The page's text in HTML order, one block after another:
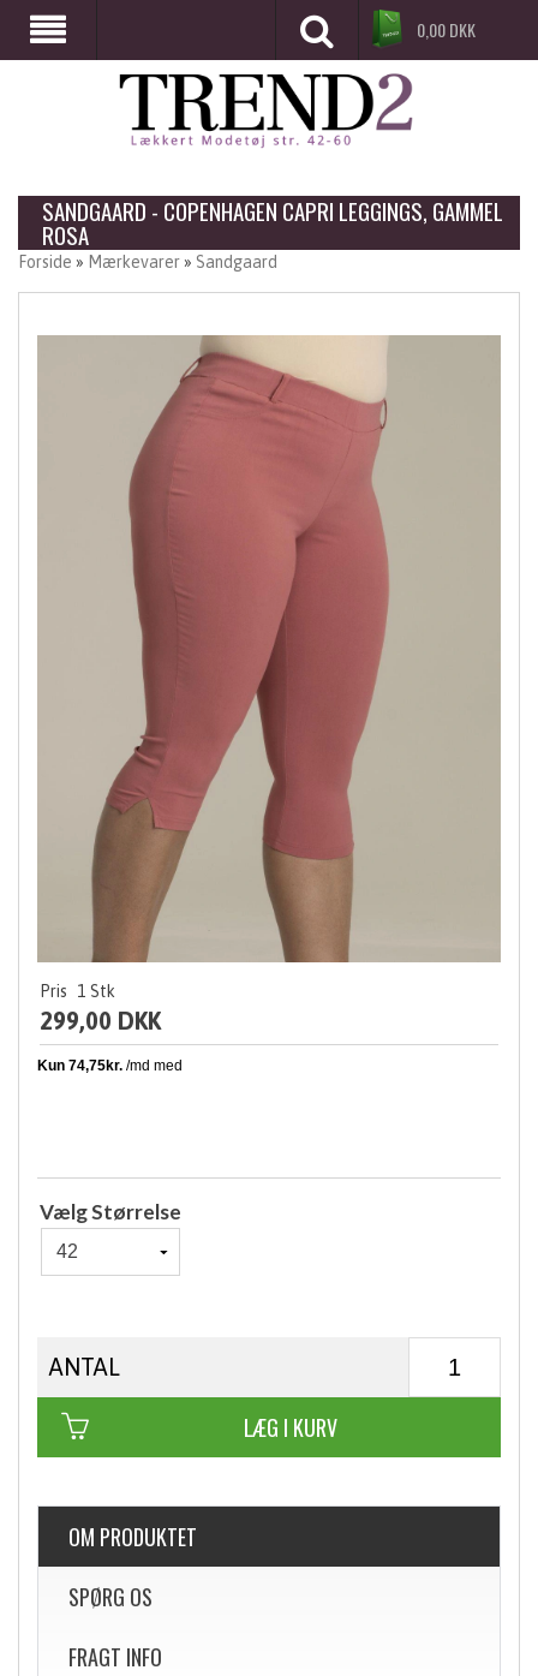
0,00DKK
SANDGAARD - COPENHAGEN CAPRI LEGGINGS, GAMMEL
ROSA
Forside » Mærkevarer » Sandgaard
Pris 1 Stk
299,00 DKK
Vælg Størrelse
ANTAL
LÆG I KURV
OM PRODUKTET
SPØRG OS
FRAGT INFO